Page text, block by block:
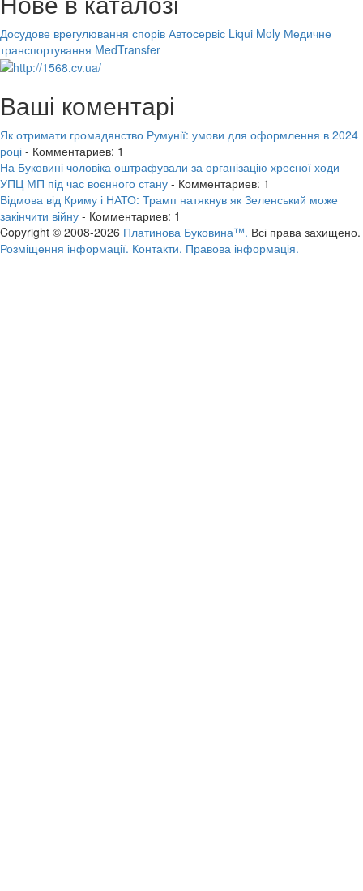
Досудове врегулювання спорів Автосервіс Liqui Moly Медичне
транспортування MedTransfer
Ваші коментарі
Як отримати громадянство Румунії: умови для оформлення в 2024
році - Комментариев: 1
На Буковині чоловіка оштрафували за організацію хресної ходи
УПЦ МП під час воєнного стану - Комментариев: 1
Відмова від Криму і НАТО: Трамп натякнув як Зеленський може
закінчити війну - Комментариев: 1
Copyright © 2008-2026 Платинова Буковина™. Всі права захищено.
Розміщення інформації. Контакти. Правова інформація.